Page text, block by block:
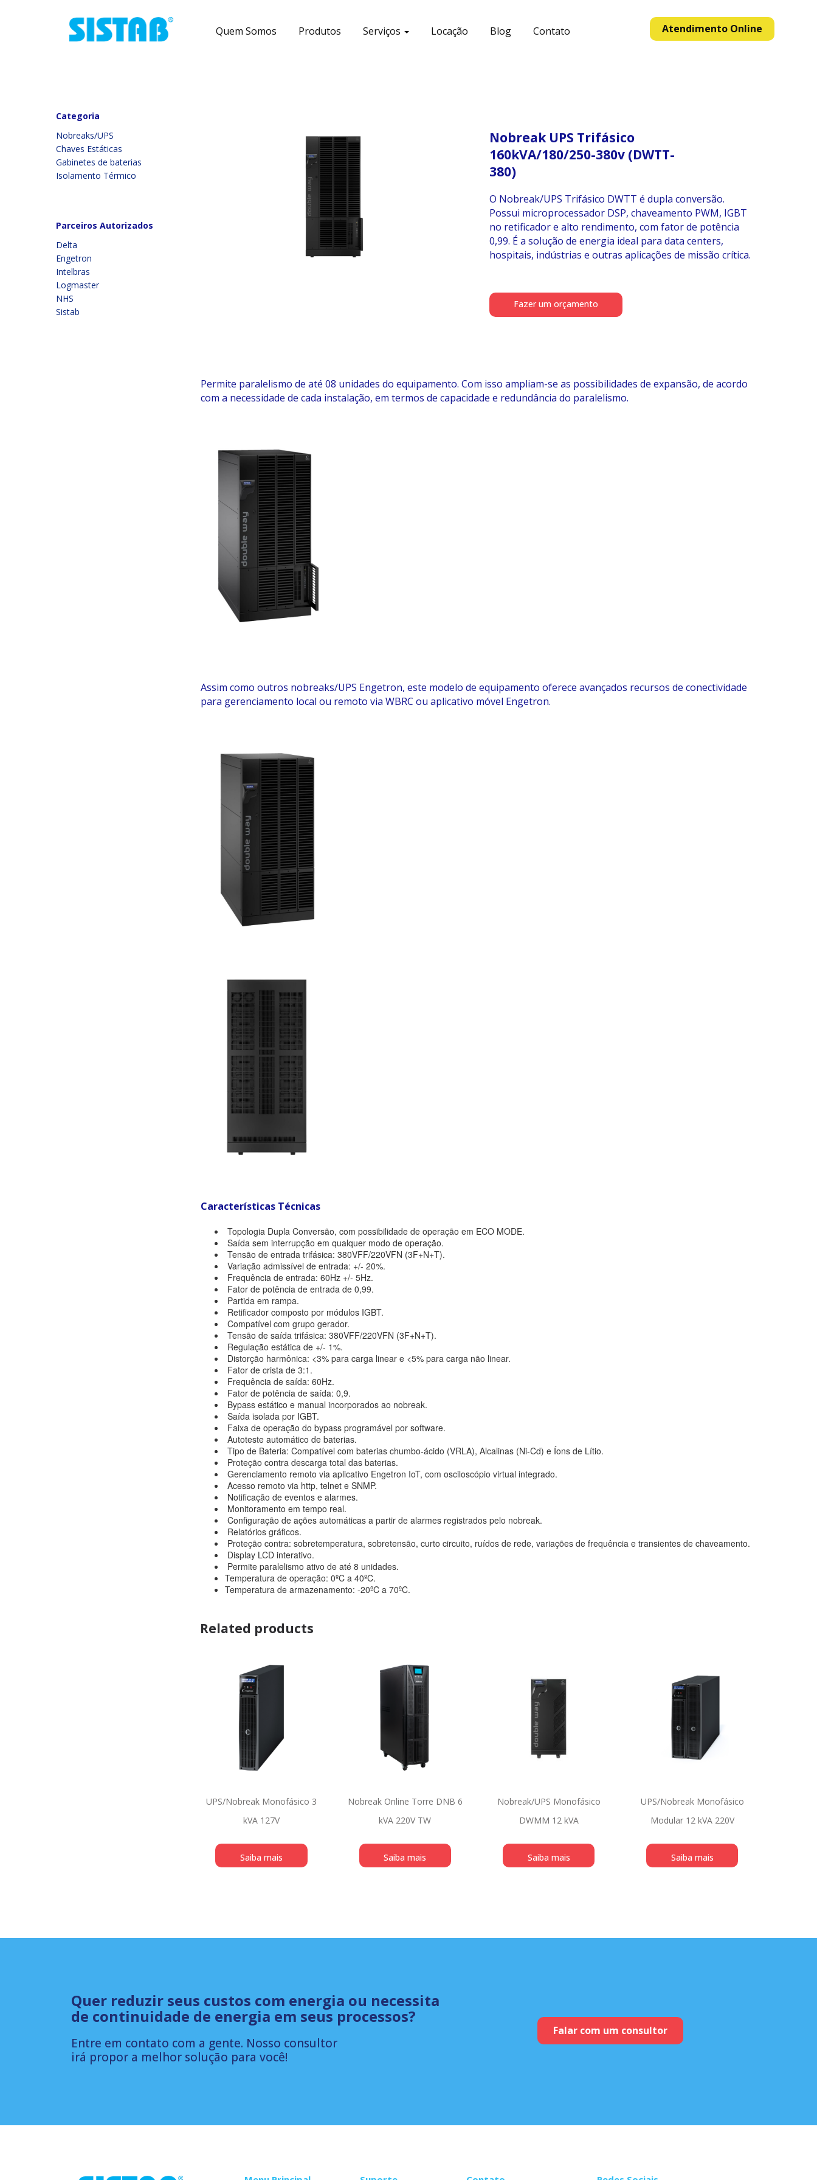
Atendimento Online
Quem Somos Produtos Serviços Locação Blog Contato
Categoria
Nobreaks/UPS
Chaves Estáticas
Gabinetes de baterias
Isolamento Térmico
Parceiros Autorizados
Delta
Engetron
Intelbras
Logmaster
NHS
Sistab
Nobreak UPS Trifásico
160kVA/180/250-380v (DWTT-
380)
O Nobreak/UPS Trifásico DWTT é dupla conversão.
Possui microprocessador DSP, chaveamento PWM, IGBT
no retificador e alto rendimento, com fator de potência
0,99. É a solução de energia ideal para data centers,
hospitais, indústrias e outras aplicações de missão crítica.
Fazer um orçamento
Permite paralelismo de até 08 unidades do equipamento. Com isso ampliam-se as possibilidades de expansão, de acordo
com a necessidade de cada instalação, em termos de capacidade e redundância do paralelismo.
Assim como outros nobreaks/UPS Engetron, este modelo de equipamento oferece avançados recursos de conectividade
para gerenciamento local ou remoto via WBRC ou aplicativo móvel Engetron.
Características Técnicas
Topologia Dupla Conversão, com possibilidade de operação em ECO MODE.
Saída sem interrupção em qualquer modo de operação.
Tensão de entrada trifásica: 380VFF/220VFN (3F+N+T).
Variação admissível de entrada: +/- 20%.
Frequência de entrada: 60Hz +/- 5Hz.
Fator de potência de entrada de 0,99.
Partida em rampa.
Retificador composto por módulos IGBT.
Compatível com grupo gerador.
Tensão de saída trifásica: 380VFF/220VFN (3F+N+T).
Regulação estática de +/- 1%.
Distorção harmônica: <3% para carga linear e <5% para carga não linear.
Fator de crista de 3:1.
Frequência de saída: 60Hz.
Fator de potência de saída: 0,9.
Bypass estático e manual incorporados ao nobreak.
Saída isolada por IGBT.
Faixa de operação do bypass programável por software.
Autoteste automático de baterias.
Tipo de Bateria: Compatível com baterias chumbo-ácido (VRLA), Alcalinas (Ni-Cd) e Íons de Lítio.
Proteção contra descarga total das baterias.
Gerenciamento remoto via aplicativo Engetron IoT, com osciloscópio virtual integrado.
Acesso remoto via http, telnet e SNMP.
Notificação de eventos e alarmes.
Monitoramento em tempo real.
Configuração de ações automáticas a partir de alarmes registrados pelo nobreak.
Relatórios gráficos.
Proteção contra: sobretemperatura, sobretensão, curto circuito, ruídos de rede, variações de frequência e transientes de chaveamento.
Display LCD interativo.
Permite paralelismo ativo de até 8 unidades.
Temperatura de operação: 0ºC a 40ºC.
Temperatura de armazenamento: -20ºC a 70ºC.
Related products
UPS/Nobreak Monofásico 3
kVA 127V
Saiba mais
Nobreak Online Torre DNB 6
kVA 220V TW
Saiba mais
Nobreak/UPS Monofásico
DWMM 12 kVA
Saiba mais
UPS/Nobreak Monofásico
Modular 12 kVA 220V
Saiba mais
Quer reduzir seus custos com energia ou necessita
de continuidade de energia em seus processos?
Entre em contato com a gente. Nosso consultor
irá propor a melhor solução para você!
Falar com um consultor